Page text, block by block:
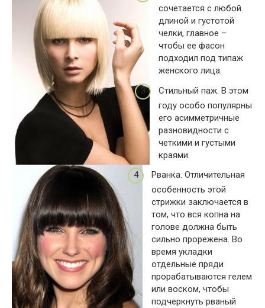
сочетается с любой
длиной и густотой
челки, главное –
чтобы ее фасон
подходил под типаж
женского лица.
Стильный паж. В этом
году особо популярны
его асимметричные
разновидности с
четкими и густыми
краями.
Рванка. Отличительная
особенность этой
стрижки заключается в
том, что вся копна на
голове должна быть
сильно прорежена. Во
время укладки
отдельные пряди
прорабатываются гелем
или воском, чтобы
подчеркнуть рваный